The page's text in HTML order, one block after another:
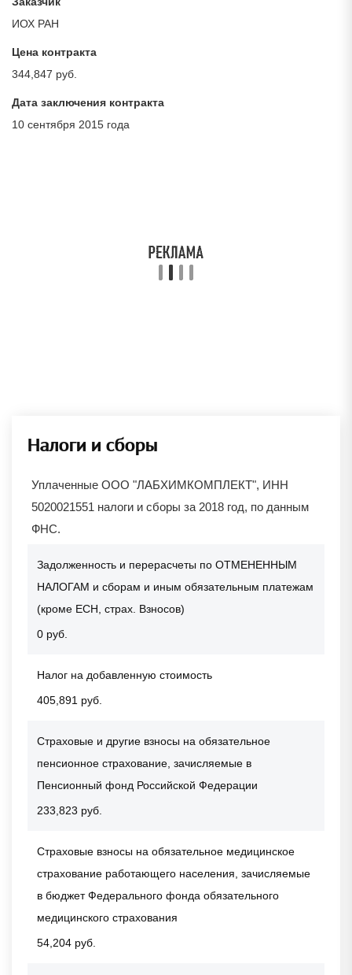
ИОХ РАН
Цена контракта
344,847 руб.
Дата заключения контракта
10 сентября 2015 года
Налоги и сборы
Уплаченные ООО "ЛАБХИМКОМПЛЕКТ", ИНН
5020021551 налоги и сборы за 2018 год, по данным
ФНС.
Задолженность и перерасчеты по ОТМЕНЕННЫМ
НАЛОГАМ и сборам и иным обязательным платежам
(кроме ЕСН, страх. Взносов)
0 руб.
Налог на добавленную стоимость
405,891 руб.
Страховые и другие взносы на обязательное
пенсионное страхование, зачисляемые в
Пенсионный фонд Российской Федерации
233,823 руб.
Страховые взносы на обязательное медицинское
страхование работающего населения, зачисляемые
в бюджет Федерального фонда обязательного
медицинского страхования
54,204 руб.